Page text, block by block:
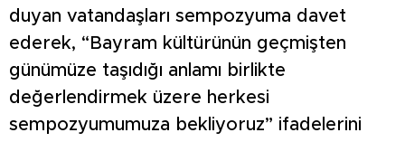
duyan vatandaşları sempozyuma davet
ederek, “Bayram kültürünün geçmişten
günümüze taşıdığı anlamı birlikte
değerlendirmek üzere herkesi
sempozyumumuza bekliyoruz” ifadelerini